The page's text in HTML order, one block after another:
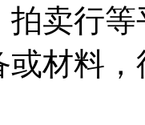
卖行
或材料